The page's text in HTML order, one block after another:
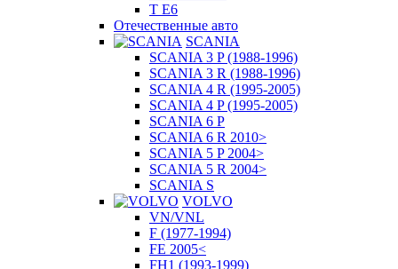
T E6
Отечественные авто
SCANIA
SCANIA 3 P (1988-1996)
SCANIA 3 R (1988-1996)
SCANIA 4 R (1995-2005)
SCANIA 4 P (1995-2005)
SCANIA 6 P
SCANIA 6 R 2010>
SCANIA 5 P 2004>
SCANIA 5 R 2004>
SCANIA S
VOLVO
VN/VNL
F (1977-1994)
FE 2005<
FH1 (1993-1999)